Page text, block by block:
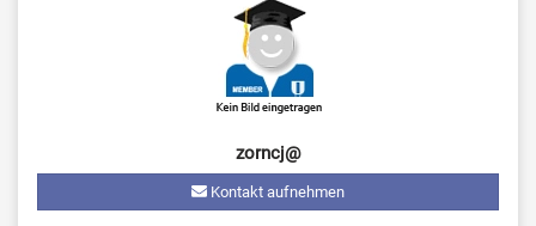
zorncj@
Kontakt aufnehmen